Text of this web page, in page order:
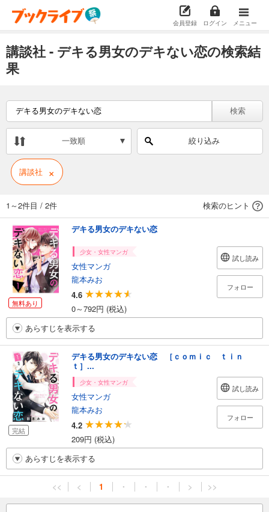
会員登録 ログイン メニュー
講談社 - デキる男女のデキない恋の検索結
果
検索
一致順 絞り込み
講談社 ×
1～2件目 / 2件 検索のヒント
無料あり
デキる男女のデキない恋
少女・女性マンガ
女性マンガ
龍本みお
4.6
0～792円 (税込)
試し読み
フォロー
あらすじを表示する
完結
デキる男女のデキない恋 ［ｃｏｍｉｃ ｔｉｎ
ｔ］...
少女・女性マンガ
女性マンガ
龍本みお
4.2
209円 (税込)
試し読み
フォロー
あらすじを表示する
<< < 1 ・ ・ ・ > >>